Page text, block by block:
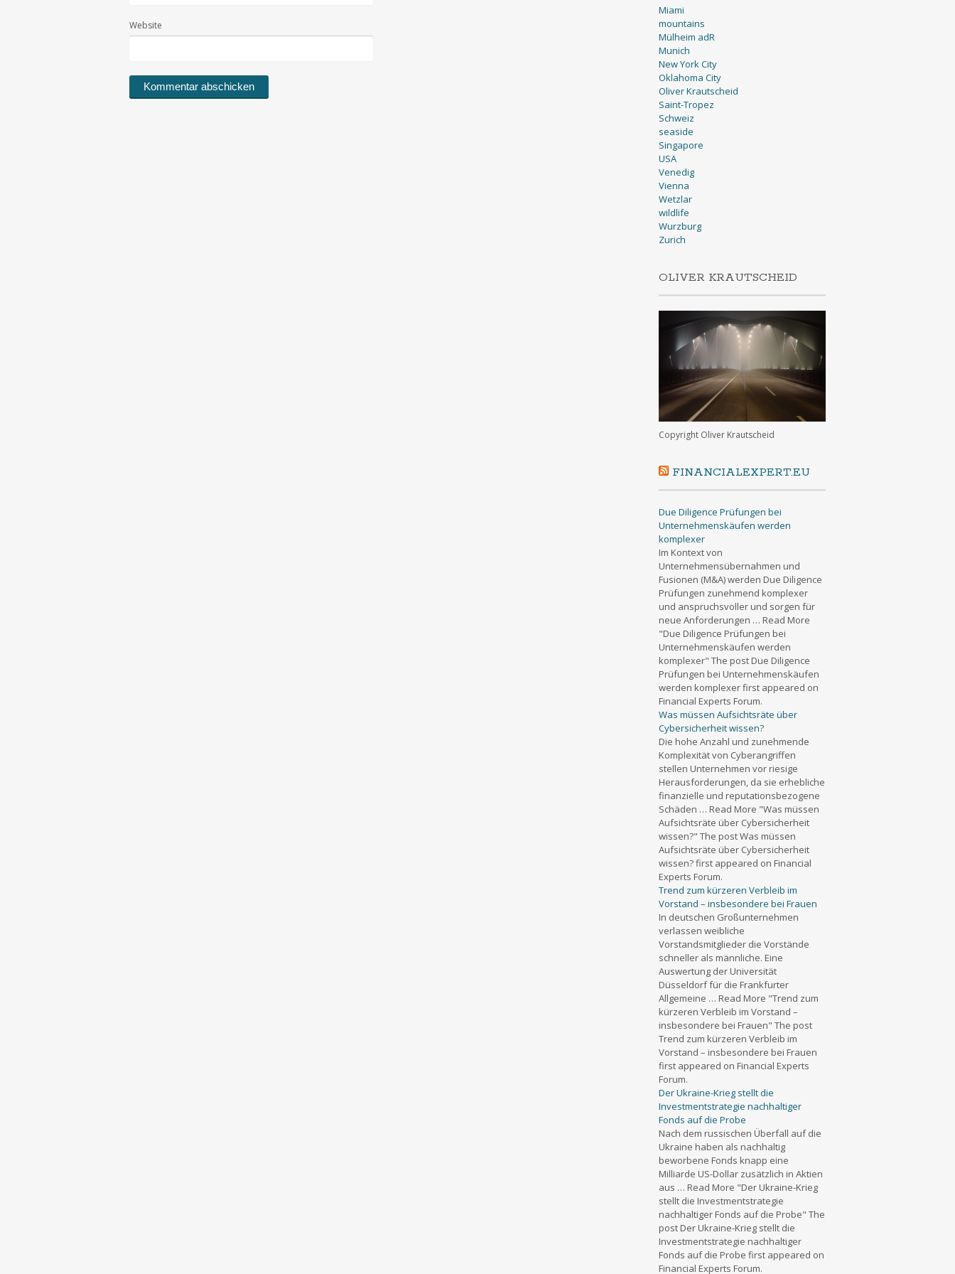
Website
Miami
mountains
Mülheim adR
Munich
New York City
Oklahoma City
Oliver Krautscheid
Saint-Tropez
Schweiz
seaside
Singapore
USA
Venedig
Vienna
Wetzlar
wildlife
Wurzburg
Zurich
OLIVER KRAUTSCHEID
Copyright Oliver Krautscheid
FINANCIALEXPERT.EU
Due Diligence Prüfungen bei
Unternehmenskäufen werden
komplexer
Im Kontext von
Unternehmensübernahmen und
Fusionen (M&A) werden Due Diligence
Prüfungen zunehmend komplexer
und anspruchsvoller und sorgen für
neue Anforderungen … Read More
"Due Diligence Prüfungen bei
Unternehmenskäufen werden
komplexer" The post Due Diligence
Prüfungen bei Unternehmenskäufen
werden komplexer first appeared on
Financial Experts Forum.
Was müssen Aufsichtsräte über
Cybersicherheit wissen?
Die hohe Anzahl und zunehmende
Komplexität von Cyberangriffen
stellen Unternehmen vor riesige
Herausforderungen, da sie erhebliche
finanzielle und reputationsbezogene
Schäden … Read More "Was müssen
Aufsichtsräte über Cybersicherheit
wissen?" The post Was müssen
Aufsichtsräte über Cybersicherheit
wissen? first appeared on Financial
Experts Forum.
Trend zum kürzeren Verbleib im
Vorstand – insbesondere bei Frauen
In deutschen Großunternehmen
verlassen weibliche
Vorstandsmitglieder die Vorstände
schneller als männliche. Eine
Auswertung der Universität
Düsseldorf für die Frankfurter
Allgemeine … Read More "Trend zum
kürzeren Verbleib im Vorstand –
insbesondere bei Frauen" The post
Trend zum kürzeren Verbleib im
Vorstand – insbesondere bei Frauen
first appeared on Financial Experts
Forum.
Der Ukraine-Krieg stellt die
Investmentstrategie nachhaltiger
Fonds auf die Probe
Nach dem russischen Überfall auf die
Ukraine haben als nachhaltig
beworbene Fonds knapp eine
Milliarde US-Dollar zusätzlich in Aktien
aus … Read More "Der Ukraine-Krieg
stellt die Investmentstrategie
nachhaltiger Fonds auf die Probe" The
post Der Ukraine-Krieg stellt die
Investmentstrategie nachhaltiger
Fonds auf die Probe first appeared on
Financial Experts Forum.